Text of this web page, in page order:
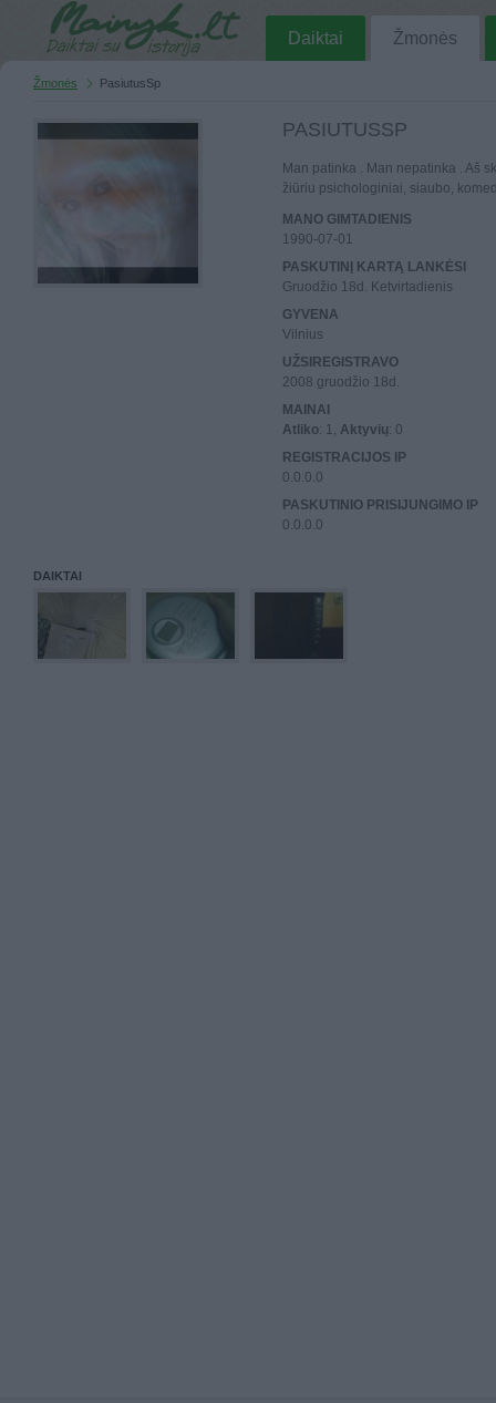
Daiktai Žmonės
Žmonės PasiutusSp
PASIUTUSSP
Man patinka . Man nepatinka . Aš
žiūriu psichologiniai, siaubo,
MANO GIMTADIENIS
1990-07-01
PASKUTINĮ KARTĄ LANKĖSI
Gruodžio 18d. Ketvirtadienis
GYVENA
Vilnius
UŽSIREGISTRAVO
2008 gruodžio 18d.
MAINAI
Atliko: 1, Aktyvių: 0
REGISTRACIJOS IP
0.0.0.0
PASKUTINIO PRISIJUNGIMO IP
0.0.0.0
DAIKTAI